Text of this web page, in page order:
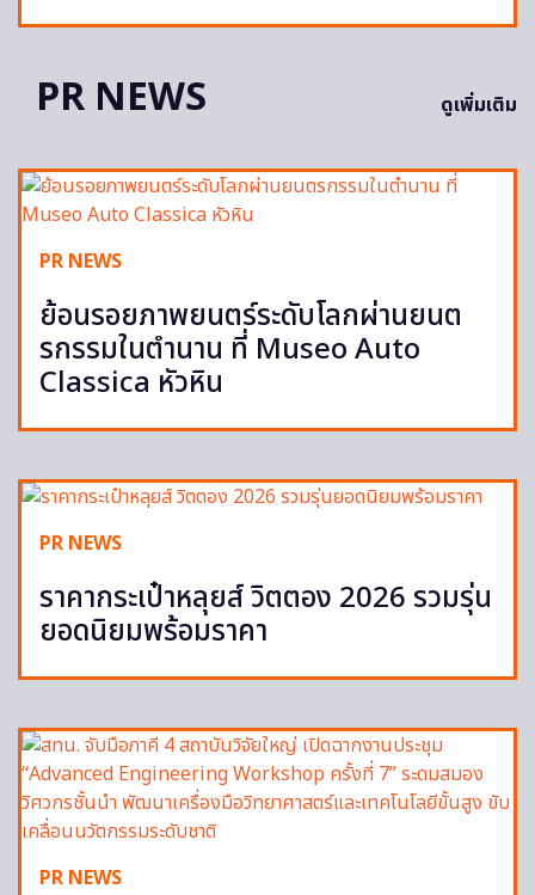
PR NEWS ดูเพิ่มเติม
PR NEWS
ย้อนรอยภาพยนตร์ระดับโลกผ่านยนต
รกรรมในตำนาน ที่ Museo Auto
Classica หัวหิน
PR NEWS
ราคากระเป๋าหลุยส์ วิตตอง 2026 รวมรุ่น
ยอดนิยมพร้อมราคา
PR NEWS